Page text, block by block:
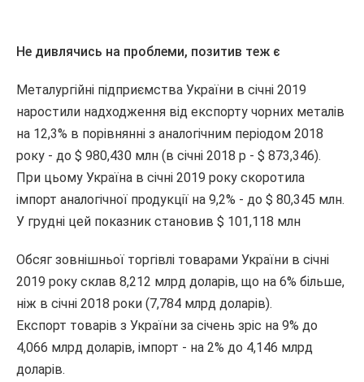
Не дивлячись на проблеми, позитив теж є
Металургійні підприємства України в січні 2019
наростили надходження від експорту чорних металів
на 12,3% в порівнянні з аналогічним періодом 2018
року - до $ 980,430 млн (в січні 2018 р - $ 873,346).
При цьому Україна в січні 2019 року скоротила
імпорт аналогічної продукції на 9,2% - до $ 80,345 млн.
У грудні цей показник становив $ 101,118 млн
Обсяг зовнішньої торгівлі товарами України в січні
2019 року склав 8,212 млрд доларів, що на 6% більше,
ніж в січні 2018 роки (7,784 млрд доларів).
Експорт товарів з України за січень зріс на 9% до
4,066 млрд доларів, імпорт - на 2% до 4,146 млрд
доларів.